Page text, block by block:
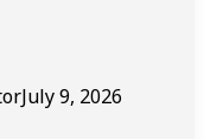
July 9, 2026